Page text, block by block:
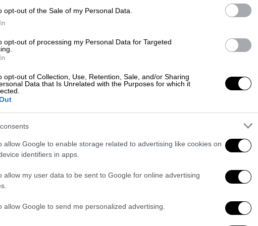
opt-out of the Sale of my Personal Data.
opt-out of processing my Personal Data for Targeted
opt-out of Collection, Use, Retention, Sale, and/or Sharing
Data that Is Unrelated with the Purposes for which it
allow Google to enable storage related to advertising like cookies on
identifiers in apps.
allow my user data to be sent to Google for online advertising
allow Google to send me personalized advertising.
Τα
τον
το
δισκάκια
με λίγο
από το
ελαφρά για
ένα
τυρί κρέμα
της
ψιλοκομμένος
2 κουταλιές της
10 φέτες (ψίχα)
πολύσπορο ή
κρέμα